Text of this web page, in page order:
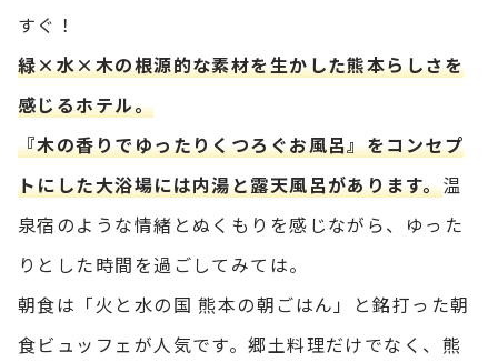
すぐ！
緑×水×木の根源的な素材を生かした熊本らしさを
感じるホテル。
『木の香りでゆったりくつろぐお風呂』をコンセプ
トにした大浴場には内湯と露天風呂があります。温
泉宿のような情緒とぬくもりを感じながら、ゆった
りとした時間を過ごしてみては。
朝食は「火と水の国 熊本の朝ごはん」と銘打った朝
食ビュッフェが人気です。郷土料理だけでなく、熊